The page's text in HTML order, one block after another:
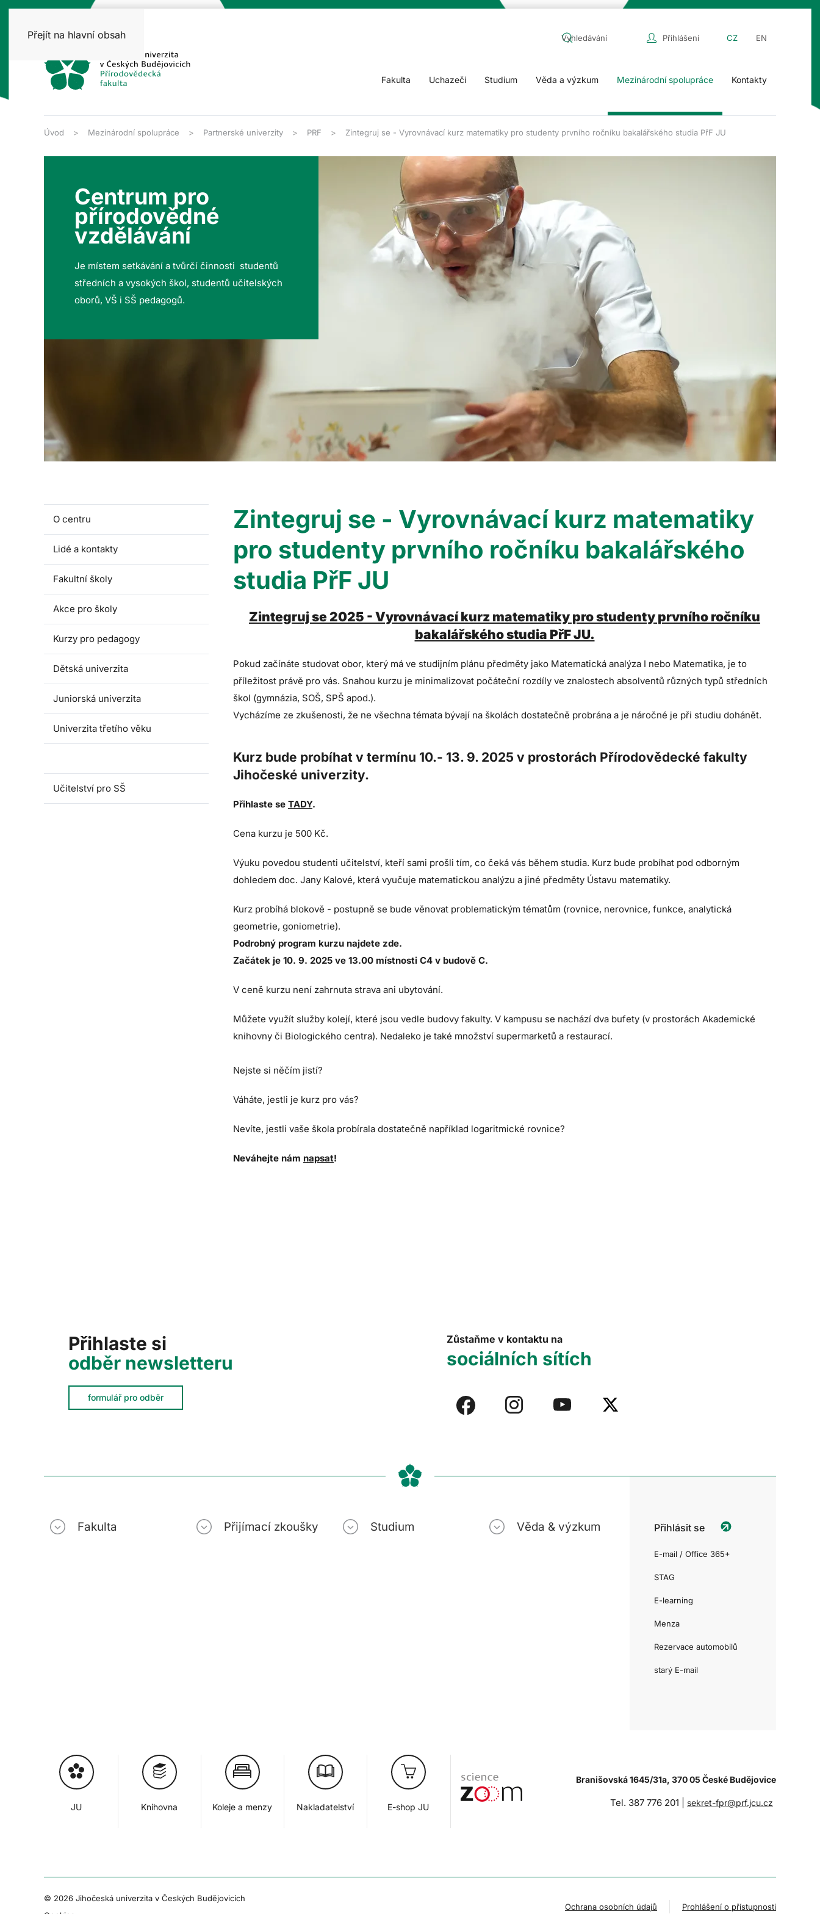
Přejít na hlavní obsah Přihlášení CZ EN
Fakulta Uchazeči Studium Věda a výzkum Mezinárodní spolupráce Kontakty
Úvod Mezinárodní spolupráce Partnerské univerzity PRF Zintegruj se - Vyrovnávací kurz matematiky pro studenty prvního ročníku bakalářského studia PřF JU
Centrum pro
přírodovědné
vzdělávání
Je místem setkávání a tvůrčí činnosti studentů
středních a vysokých škol, studentů učitelských
oborů, VŠ i SŠ pedagogů.
O centru
Lidé a kontakty
Fakultní školy
Akce pro školy
Kurzy pro pedagogy
Dětská univerzita
Juniorská univerzita
Univerzita třetího věku
Učitelství pro SŠ
Zintegruj se - Vyrovnávací kurz matematiky
pro studenty prvního ročníku bakalářského
studia PřF JU
Zintegruj se 2025 - Vyrovnávací kurz matematiky pro studenty prvního ročníku
bakalářského studia PřF JU.
Pokud začínáte studovat obor, který má ve studijním plánu předměty jako Matematická analýza I nebo Matematika, je to
příležitost právě pro vás. Snahou kurzu je minimalizovat počáteční rozdíly ve znalostech absolventů různých typů středních
škol (gymnázia, SOŠ, SPŠ apod.).
Vycházíme ze zkušenosti, že ne všechna témata bývají na školách dostatečně probrána a je náročné je při studiu dohánět.
Kurz bude probíhat v termínu 10.- 13. 9. 2025 v prostorách Přírodovědecké fakulty
Jihočeské univerzity.
Přihlaste se TADY.
Cena kurzu je 500 Kč.
Výuku povedou studenti učitelství, kteří sami prošli tím, co čeká vás během studia. Kurz bude probíhat pod odborným
dohledem doc. Jany Kalové, která vyučuje matematickou analýzu a jiné předměty Ústavu matematiky.
Kurz probíhá blokově - postupně se bude věnovat problematickým tématům (rovnice, nerovnice, funkce, analytická
geometrie, goniometrie).
Podrobný program kurzu najdete zde.
Začátek je 10. 9. 2025 ve 13.00 místnosti C4 v budově C.
V ceně kurzu není zahrnuta strava ani ubytování.
Můžete využít služby kolejí, které jsou vedle budovy fakulty. V kampusu se nachází dva bufety (v prostorách Akademické
knihovny či Biologického centra). Nedaleko je také množství supermarketů a restaurací.
Nejste si něčím jistí?
Váháte, jestli je kurz pro vás?
Nevíte, jestli vaše škola probírala dostatečně například logaritmické rovnice?
Neváhejte nám napsat!
Přihlaste si
odběr newsletteru
formulář pro odběr
Zůstaňme v kontaktu na
sociálních sítích
Fakulta Přijímací zkoušky Studium Věda & výzkum Přihlásit se
E-mail / Office 365+
STAG
E-learning
Menza
Rezervace automobilů
starý E-mail
JU Knihovna Koleje a menzy Nakladatelství E-shop JU
Branišovská 1645/31a, 370 05 České Budějovice
Tel. 387 776 201 | sekret-fpr@prf.jcu.cz
© 2026 Jihočeská univerzita v Českých Budějovicích
Ochrana osobních údajů Prohlášení o přístupnosti